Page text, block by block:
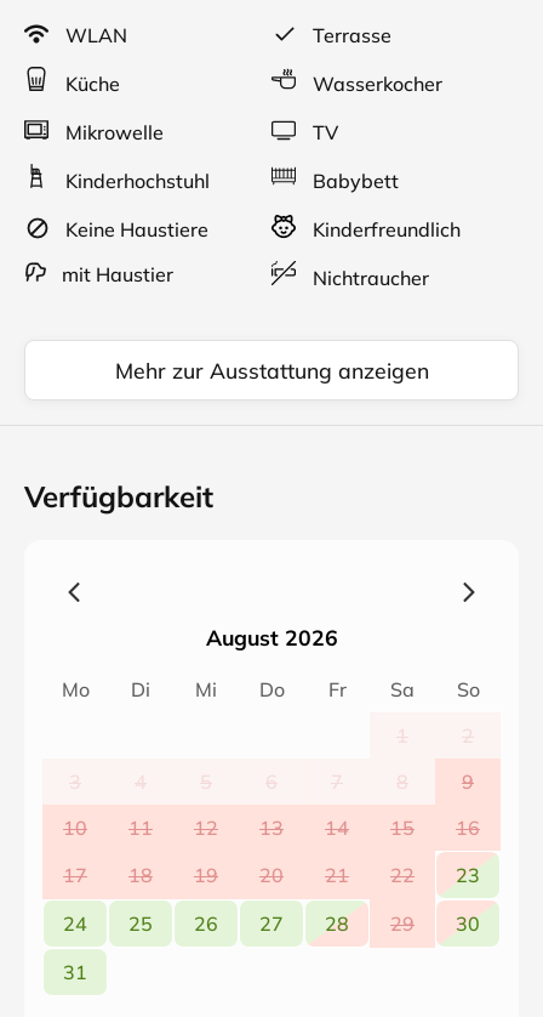
WLAN
Terrasse
Küche
Wasserkocher
Mikrowelle
TV
Kinderhochstuhl
Babybett
Keine Haustiere
Kinderfreundlich
mit Haustier
Nichtraucher
Mehr zur Ausstattung anzeigen
Verfügbarkeit
August 2026
Mo Di Mi Do Fr Sa
So
1
2
3
4 5 6 7 8
9
10
11 12 13 14 15
16
17
18 19 20 21 22
23
24
25 26 27 28 29
30
31